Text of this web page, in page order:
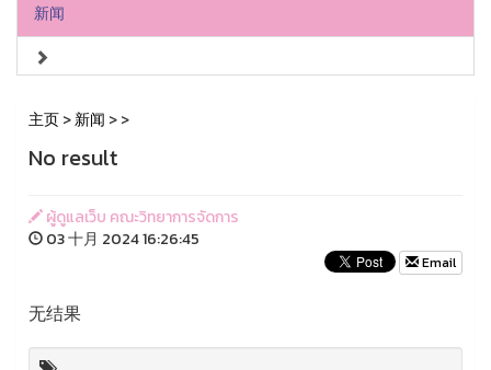
新闻
主页>新闻 >>
No result
ผู้ดูแลเว็บ คณะวิทยาการจัดการ
03 十月 2024 16:26:45
Email
无结果